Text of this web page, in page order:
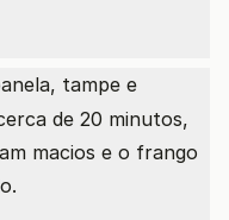
tampe e
de 20 minutos,
macios e o frango